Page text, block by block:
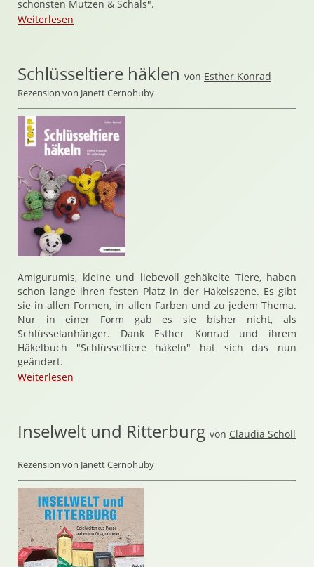
schönsten Mützen & Schals".
Weiterlesen
Schlüsseltiere häklen von Esther Konrad
Rezension von Janett Cernohuby
Amigurumis, kleine und liebevoll gehäkelte Tiere, haben
schon lange ihren festen Platz in der Häkelszene. Es gibt
sie in allen Formen, in allen Farben und zu jedem Thema.
Nur in einer Form gab es sie bisher nicht, als
Schlüsselanhänger. Dank Esther Konrad und ihrem
Häkelbuch "Schlüsseltiere häkeln" hat sich das nun
geändert.
Weiterlesen
Inselwelt und Ritterburg von Claudia Scholl
Rezension von Janett Cernohuby